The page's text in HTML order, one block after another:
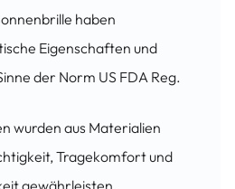
haben
Eigenschaften und
der Norm US FDA Reg.
wurden aus Materialien
Tragekomfort und
gewährleisten.